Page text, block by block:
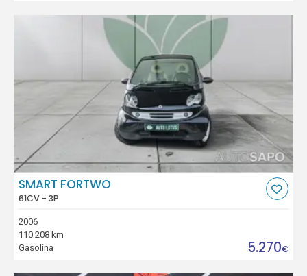
SMART FORTWO
61CV - 3P
2006
110.208 km
Gasolina
5.270€